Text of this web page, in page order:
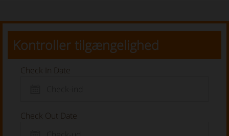
Kontroller tilgængelighed
Check In Date
Check Out Date